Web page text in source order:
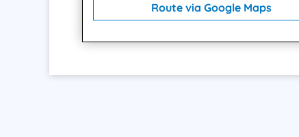
Route via Google Maps